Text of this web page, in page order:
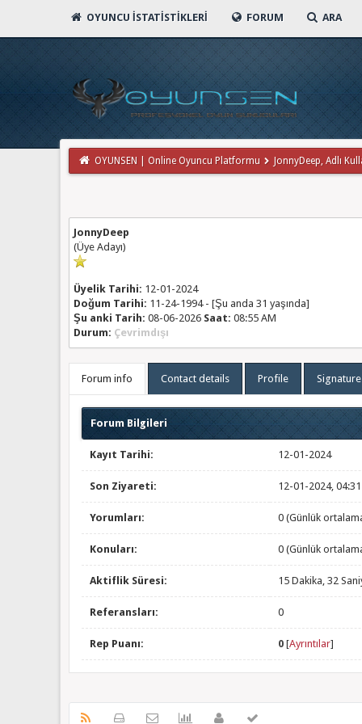
OYUNCU İSTATISTIKLERI FORUM ARA
OYUNSEN | Online Oyuncu Platformu JonnyDeep, Adlı
JonnyDeep
(Üye Adayı)
Üyelik Tarihi: 12-01-2024
Doğum Tarihi: 11-24-1994 - [Şu anda 31 yaşında]
Şu anki Tarih: 08-06-2026 Saat: 08:55 AM
Durum: Çevrimdışı
Forum info Contact details Profile Signature
Forum Bilgileri
Kayıt Tarihi: 12-01-2024
Son Ziyareti: 12-01-2024,
Yorumları: 0 (Günlük
Konuları: 0 (Günlük
Aktiflik Süresi: 15 Dakika, 32
Referansları: 0
Rep Puanı: 0 [Ayrıntılar]